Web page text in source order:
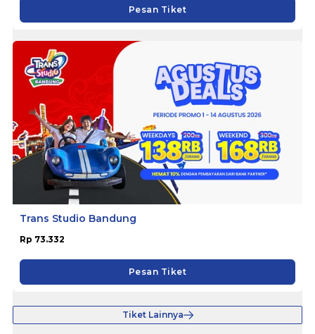
Pesan Tiket
Trans Studio Bandung
Rp 73.332
Pesan Tiket
Tiket Lainnya